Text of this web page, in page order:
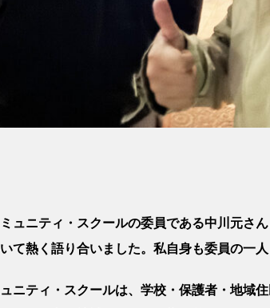
ュニティ・スクールの委員である中川元さ
て熱く語り合いました。私自身も委員の一人
ニティ・スクールは、学校・保護者・地域